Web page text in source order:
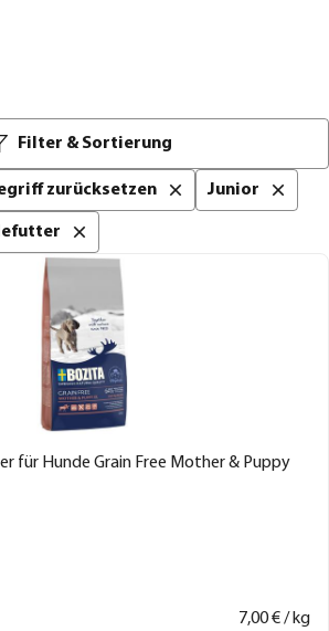
Filter & Sortierung
zurücksetzen Junior
für Hunde Grain Free Mother & Puppy
7,00€ / kg